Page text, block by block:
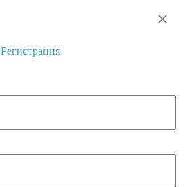
×
Регистрация